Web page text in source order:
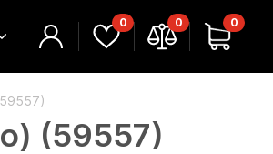
0 0 0
(59557)